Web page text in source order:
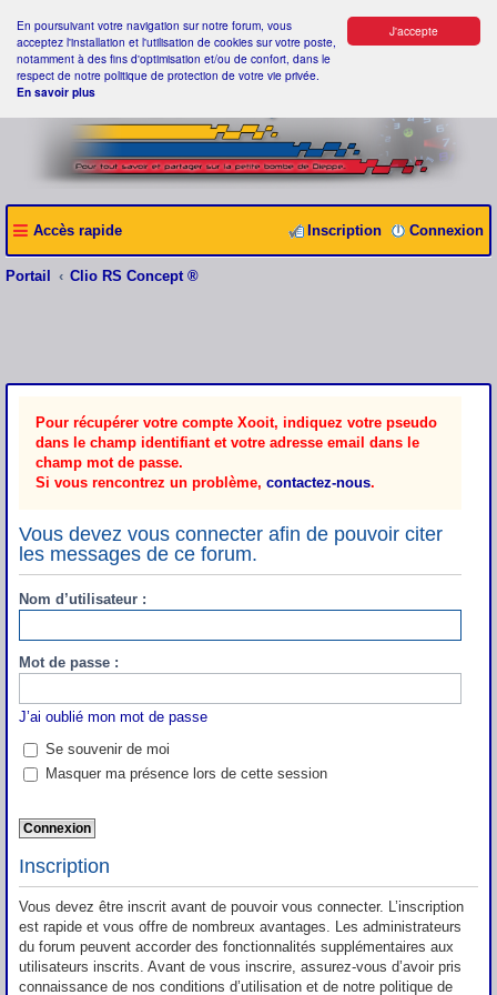
J'accepte
En poursuivant votre navigation sur notre forum, vous
acceptez l'installation et l'utilisation de cookies sur votre poste,
notamment à des fins d'optimisation et/ou de confort, dans le
respect de notre politique de protection de votre vie privée.
En savoir plus
Accès rapide Connexion
Inscription
Portail Clio RS Concept ®
Pour récupérer votre compte Xooit, indiquez votre pseudo
dans le champ identifiant et votre adresse email dans le
champ mot de passe.
Si vous rencontrez un problème, contactez-nous.
Vous devez vous connecter afin de pouvoir citer
les messages de ce forum.
Nom d’utilisateur :
Mot de passe :
J’ai oublié mon mot de passe
Se souvenir de moi
Masquer ma présence lors de cette session
Inscription
Vous devez être inscrit avant de pouvoir vous connecter. L’inscription
est rapide et vous offre de nombreux avantages. Les administrateurs
du forum peuvent accorder des fonctionnalités supplémentaires aux
utilisateurs inscrits. Avant de vous inscrire, assurez-vous d’avoir pris
connaissance de nos conditions d’utilisation et de notre politique de